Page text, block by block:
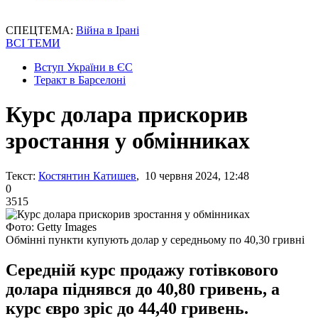
СПЕЦТЕМА: Війна в Ірані
ВСІ ТЕМИ
Вступ України в ЄС
Теракт в Барселоні
Курс долара прискорив
зростання у обмінниках
Текст: Костянтин Катишев, 10 червня 2024, 12:48
0
3515
Фото: Getty Images
Обмінні пункти купують долар у середньому по 40,30 гривні
Середній курс продажу готівкового
долара піднявся до 40,80 гривень, а
курс євро зріс до 44,40 гривень.